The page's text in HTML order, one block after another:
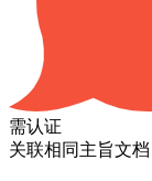
需认证
关联相同主旨文档